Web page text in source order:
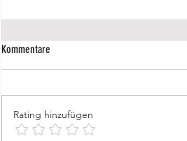
🚍 Frauen geben Gas! 🚛
Kommentare
Rating hinzufügen